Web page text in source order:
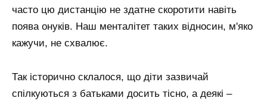
часто цю дистанцію не здатне скоротити навіть
поява онуків. Наш менталітет таких відносин, м'яко
кажучи, не схвалює.
Так історично склалося, що діти зазвичай
спілкуються з батьками досить тісно, а деякі –